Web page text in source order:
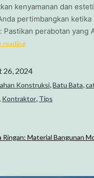
kenyamanan dan
pertimbangkan
Pastikan perabotan
reading
26, 2024
Konstruksi,Batu Bata,
, Kontraktor, Tips
Ringan: Material Bangunan